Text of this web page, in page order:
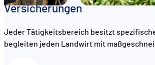
Versicherungen
Jeder Tätigkeitsbereich besitzt
begleiten jeden Landwirt mit